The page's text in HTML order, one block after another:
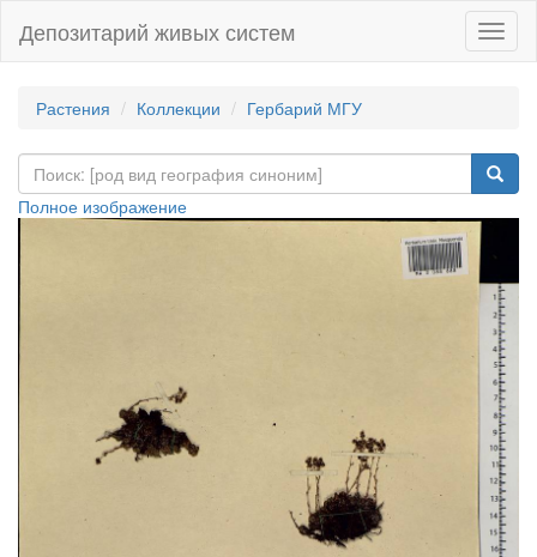
Депозитарий живых систем
Растения Коллекции Гербарий МГУ
Полное изображение